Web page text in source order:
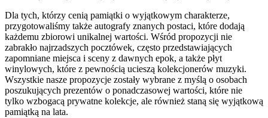
Dla tych, którzy cenią pamiątki o wyjątkowym charakterze,
przygotowaliśmy także autografy znanych postaci, które dodają
każdemu zbiorowi unikalnej wartości. Wśród propozycji nie
zabrakło najrzadszych pocztówek, często przedstawiających
zapomniane miejsca i sceny z dawnych epok, a także płyt
winylowych, które z pewnością ucieszą kolekcjonerów muzyki.
Wszystkie nasze propozycje zostały wybrane z myślą o osobach
poszukujących prezentów o ponadczasowej wartości, które nie
tylko wzbogacą prywatne kolekcje, ale również staną się wyjątkową
pamiątką na lata.